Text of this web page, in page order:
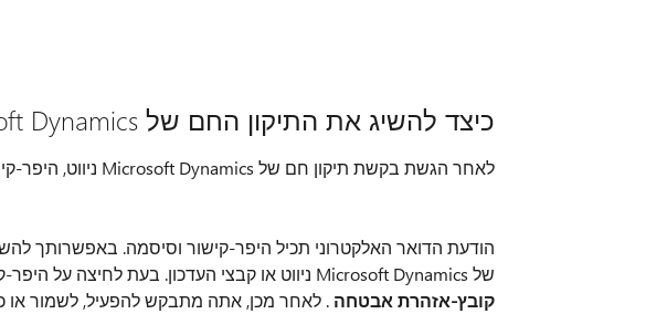
כיצד להשיג את התיקון החם של Microsoft Dynamics ניווט או לעדכן קבצים
לאחר הגשת בקשת תיקון חם של Microsoft Dynamics ניווט, היפר-קישור יישלח אליך בדואר אלקטרוני.
הודעת הדואר האלקטרוני תכיל היפר-קישור וסיסמה. באפשרותך
של Microsoft Dynamics ניווט או קבצי העדכון. בעת לחיצה על היפר-קישור, נפתחת תיבת הדו-שיח
קובץ-אזהרת אבטחה . לאחר מכן, אתה מתבקש להפעיל, לשמור או